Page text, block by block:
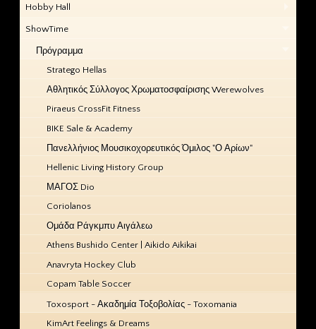
Hobby Hall
ShowTime
Πρόγραμμα
Stratego Hellas
Αθλητικός Σύλλογος Χρωματοσφαίρισης Werewolves
Piraeus CrossFit Fitness
BIKE Sale & Academy
Πανελλήνιος Μουσικοχορευτικός Όμιλος "Ο Αρίων"
Hellenic Living History Group
ΜΑΓΟΣ Dio
Coriolanos
Ομάδα Ράγκμπυ Αιγάλεω
Athens Bushido Center | Aikido Aikikai
Anavryta Hockey Club
Copam Table Soccer
Toxosport - Ακαδημία Τοξοβολίας - Toxomania
KimArt Feelings & Dreams